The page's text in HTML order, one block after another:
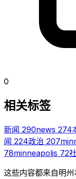
0
相关标签
新闻 290news 274
闻 224政治 207
78minneapolis 72
这些内容都来自明